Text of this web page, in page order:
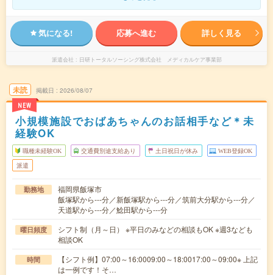
気になる! 応募へ進む 詳しく見る
派遣会社 日研トータルソーシング株式会社 メディカルケア事業部
未読
NEW
掲載日 2026/08/07
小規模施設でおばあちゃんのお話相手など＊未
経験OK
職種未経験OK 交通費別途支給あり 土日祝日が休み WEB登録OK
派遣
勤務地
福岡県飯塚市
飯塚駅から---分／新飯塚駅から---分／筑前大分駅から---分／
天道駅から---分／鯰田駅から---分
曜日頻度
シフト制（月～日） ※平日のみなどの相談もOK ※週3なども
相談OK
時間
【シフト例】07:00～16:0009:00～18:0017:00～09:00※ 上記
は一例です！そ…